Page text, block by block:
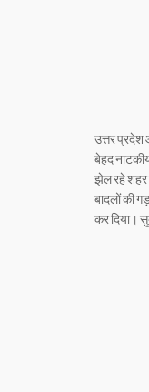
उत्तर प्रदेश
बेहद
झेल रहे
बादलों की
कर दिया।